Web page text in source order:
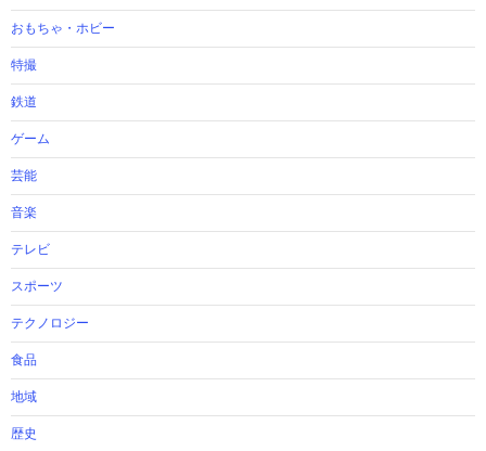
おもちゃ・ホビー
特撮
鉄道
ゲーム
芸能
音楽
テレビ
スポーツ
テクノロジー
食品
地域
歴史